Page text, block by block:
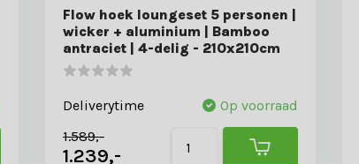
Flow hoek loungeset 5 personen |
wicker + aluminium | Bamboo
antraciet | 4-delig - 210x210cm
Deliverytime
Op voorraad
1.589,-
1.239,-